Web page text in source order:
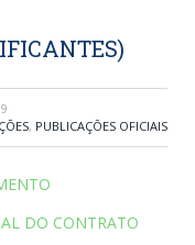
, PUBLICAÇÕES OFICIAIS
DO CONTRATO